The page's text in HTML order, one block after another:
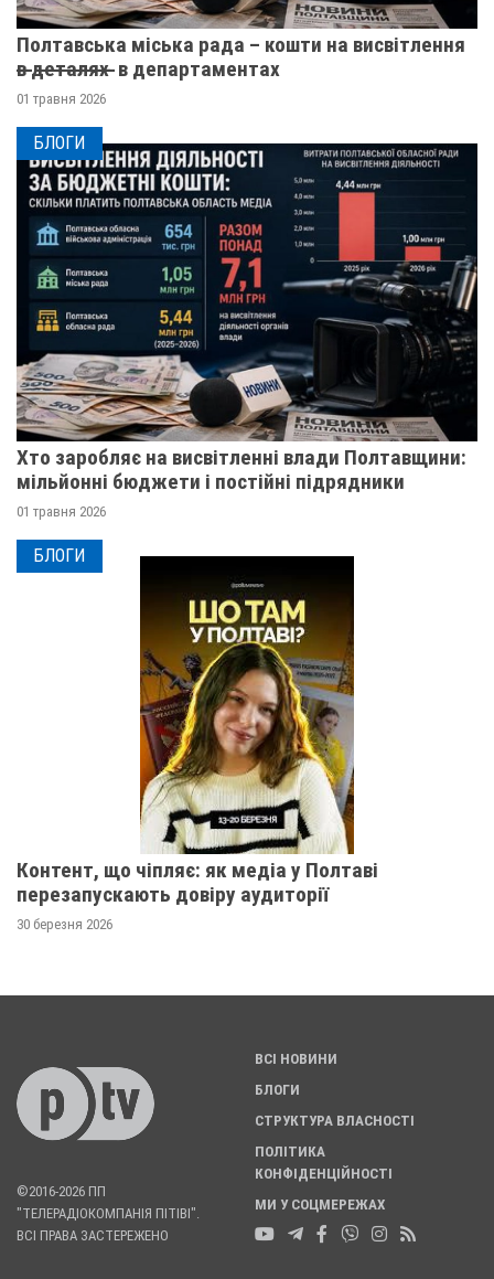
Полтавська міська рада – кошти на висвітлення
в̶ ̶д̶е̶т̶а̶л̶я̶х̶ ̶ в департаментах
01 травня 2026
БЛОГИ
Хто заробляє на висвітленні влади Полтавщини:
мільйонні бюджети і постійні підрядники
01 травня 2026
БЛОГИ
Контент, що чіпляє: як медіа у Полтаві
перезапускають довіру аудиторії
30 березня 2026
©2016-2026 ПП
"ТЕЛЕРАДІОКОМПАНІЯ ПІТІВІ".
ВСІ ПРАВА ЗАСТЕРЕЖЕНО
ВСІ НОВИНИ
БЛОГИ
СТРУКТУРА ВЛАСНОСТІ
ПОЛІТИКА
КОНФІДЕНЦІЙНОСТІ
МИ У СОЦМЕРЕЖАХ